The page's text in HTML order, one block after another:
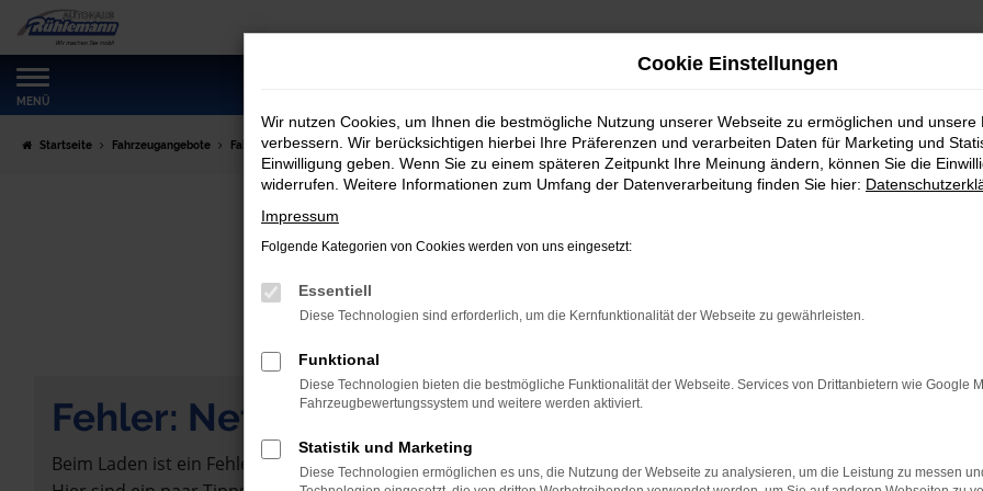
Zum
Hauptinhalt
springen
MENÜ
Startseite Fahrzeugangebote Fahrzeugmarkt
Fahrzeugmarkt
Fehler: Network Error
Beim Laden ist ein Fehler aufgetreten.
Cookie Einstellungen
Wir nutzen Cookies, um Ihnen die bestmögliche Nutzung unserer Webseite zu ermöglichen und
verbessern. Wir berücksichtigen hierbei Ihre Präferenzen und verarbeiten Daten für Marketing und
Einwilligung geben. Wenn Sie zu einem späteren Zeitpunkt Ihre Meinung ändern, können Sie die
widerrufen. Weitere Informationen zum Umfang der Datenverarbeitung finden Sie hier:
Impressum
Folgende Kategorien von Cookies werden von uns eingesetzt:
Essentiell
Diese Technologien sind erforderlich, um die Kernfunktionalität der Webseite zu gewährleisten.
Funktional
Diese Technologien bieten die bestmögliche Funktionalität der Webseite. Services von Drittanbietern wie Google
Fahrzeugbewertungssystem und weitere werden aktiviert.
Statistik und Marketing
Diese Technologien ermöglichen es uns, die Nutzung der Webseite zu analysieren, um die Leistung zu messen